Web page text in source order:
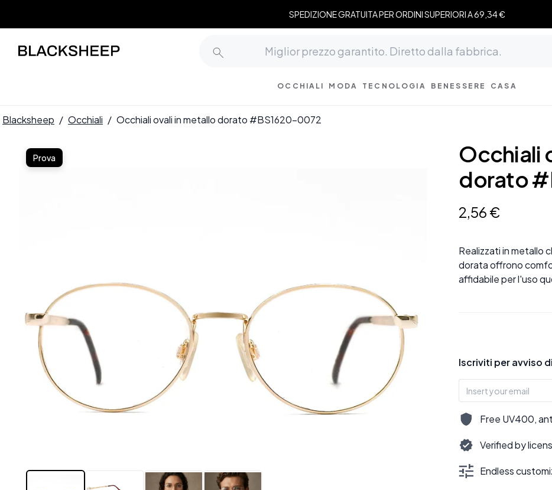
SPEDIZIONE GRATUITA PER ORDINI SUPERIORI A 69,34 €
OCCHIALI MODA TECNOLOGIA BENESSERE CASA
Blacksheep / Occhiali / Occhiali ovali in metallo dorato #BS1620-0072
Prova
Occhiali
dorato
2,56 €
Realizzati in metallo
dorata offrono
affidabile per l'uso
Iscriviti per avviso
Free UV400,
Verified by
Endless